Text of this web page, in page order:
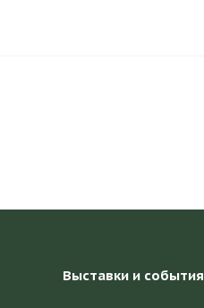
Выставки и события